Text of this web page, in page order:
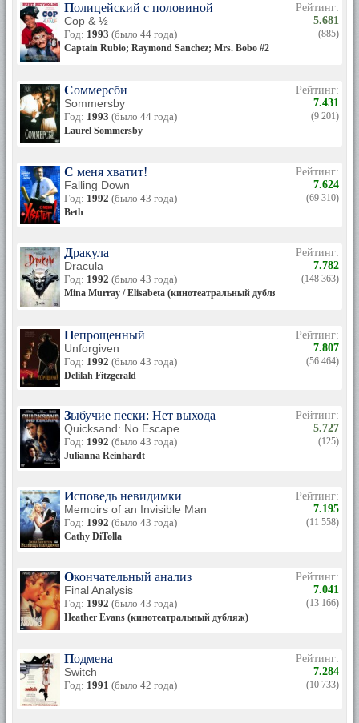
Полицейский с половиной
Cop & ½
Год: 1993 (было 44 года)
Captain Rubio; Raymond Sanchez; Mrs. Bobo #2
Рейтинг:
5.681
(885)
Соммерсби
Sommersby
Год: 1993 (было 44 года)
Laurel Sommersby
Рейтинг:
7.431
(9 201)
С меня хватит!
Falling Down
Год: 1992 (было 43 года)
Beth
Рейтинг:
7.624
(69 310)
Дракула
Dracula
Год: 1992 (было 43 года)
Mina Murray / Elisabeta (кинотеатральный дубляж)
Рейтинг:
7.782
(148 363)
Непрощенный
Unforgiven
Год: 1992 (было 43 года)
Delilah Fitzgerald
Рейтинг:
7.807
(56 464)
Зыбучие пески: Нет выхода
Quicksand: No Escape
Год: 1992 (было 43 года)
Julianna Reinhardt
Рейтинг:
5.727
(125)
Исповедь невидимки
Memoirs of an Invisible Man
Год: 1992 (было 43 года)
Cathy DiTolla
Рейтинг:
7.195
(11 558)
Окончательный анализ
Final Analysis
Год: 1992 (было 43 года)
Heather Evans (кинотеатральный дубляж)
Рейтинг:
7.041
(13 166)
Подмена
Switch
Год: 1991 (было 42 года)
Рейтинг:
7.284
(10 733)